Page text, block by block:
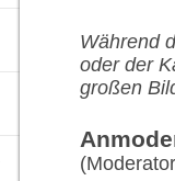
Während
oder der
großen